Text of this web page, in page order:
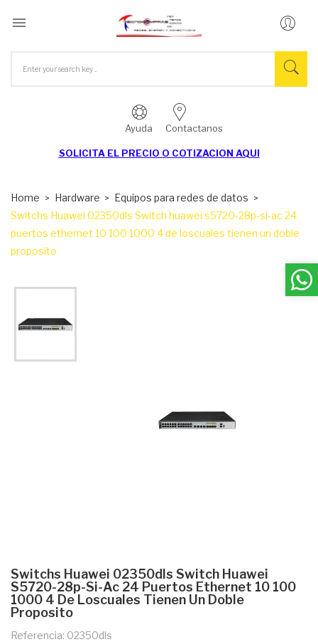

Ayuda Contactanos
SOLICITA EL PRECIO O COTIZACION AQUI
Home Hardware
Equipos para redes de datos
Switchs Huawei 02350dls Switch huawei s5720-28p-si-ac 24
puertos ethernet 10 100 1000 4 de loscuales tienen un doble
proposito
Switchs Huawei 02350dls Switch Huawei
S5720-28p-Si-Ac 24 Puertos Ethernet 10 100
1000 4 De Loscuales Tienen Un Doble
Proposito
Referencia: 02350dls